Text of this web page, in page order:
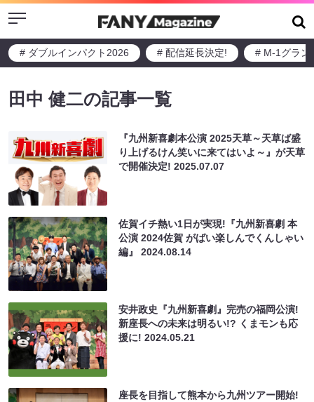
Menu
# ダブルインパクト2026 # 配信延長決定! # M-1グラン
田中 健二の記事一覧
『九州新喜劇本公演 2025天草～天草ば盛
り上げるけん笑いに来てはいよ～』が天草
で開催決定!2025.07.07
佐賀イチ熱い1日が実現!『九州新喜劇 本
公演 2024佐賀 がばい楽しんでくんしゃい
編』2024.08.14
安井政史『九州新喜劇』完売の福岡公演!
新座長への未来は明るい!? くまモンも応
援に!2024.05.21
座長を目指して熊本から九州ツアー開始!